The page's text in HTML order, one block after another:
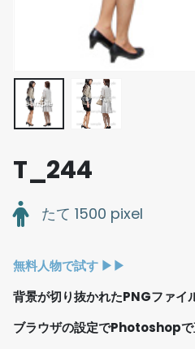
T_244
たて 1500 pixel
無料人物で試す ▶︎▶︎
背景が切り抜かれたPNGファイ
ブラウザの設定でPhotoshopで